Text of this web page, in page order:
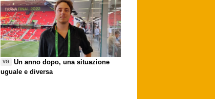
VG
Un anno dopo, una situazione
uguale e diversa